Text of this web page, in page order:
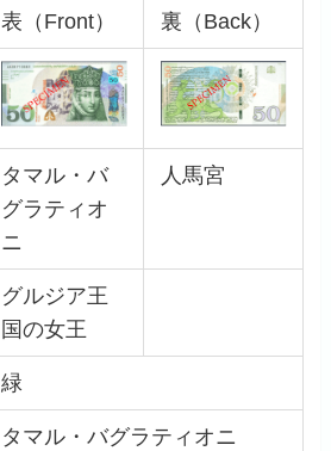
表（Front） 裏（Back）
タマル・バ
グラティオ
ニ
人馬宮
グルジア王
国の女王
緑
タマル・バグラティオニ